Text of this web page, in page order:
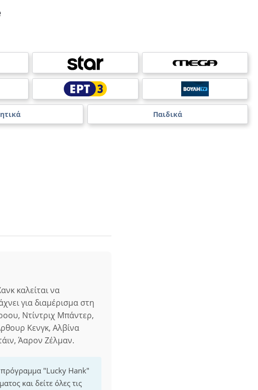
Παιδικά
καλείται να
για διαμέρισμα στη
Ντίντριχ Μπάντερ,
Κενγκ, Αλβίνα
Άαρον Ζέλμαν.
πρόγραμμα "Lucky Hank"
και δείτε όλες τις